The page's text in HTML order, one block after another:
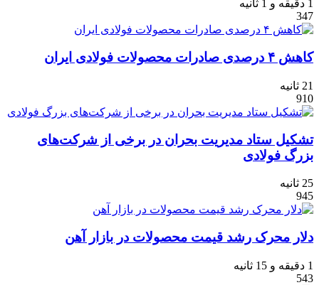
1 دقیقه و 1 ثانیه
347
کاهش ۴ درصدی صادرات محصولات فولادی ایران
21 ثانیه
910
تشکیل ستاد مدیریت بحران در برخی از شرکت‌های
بزرگ فولادی
25 ثانیه
945
دلار محرک رشد قیمت محصولات در بازار آهن
1 دقیقه و 15 ثانیه
543